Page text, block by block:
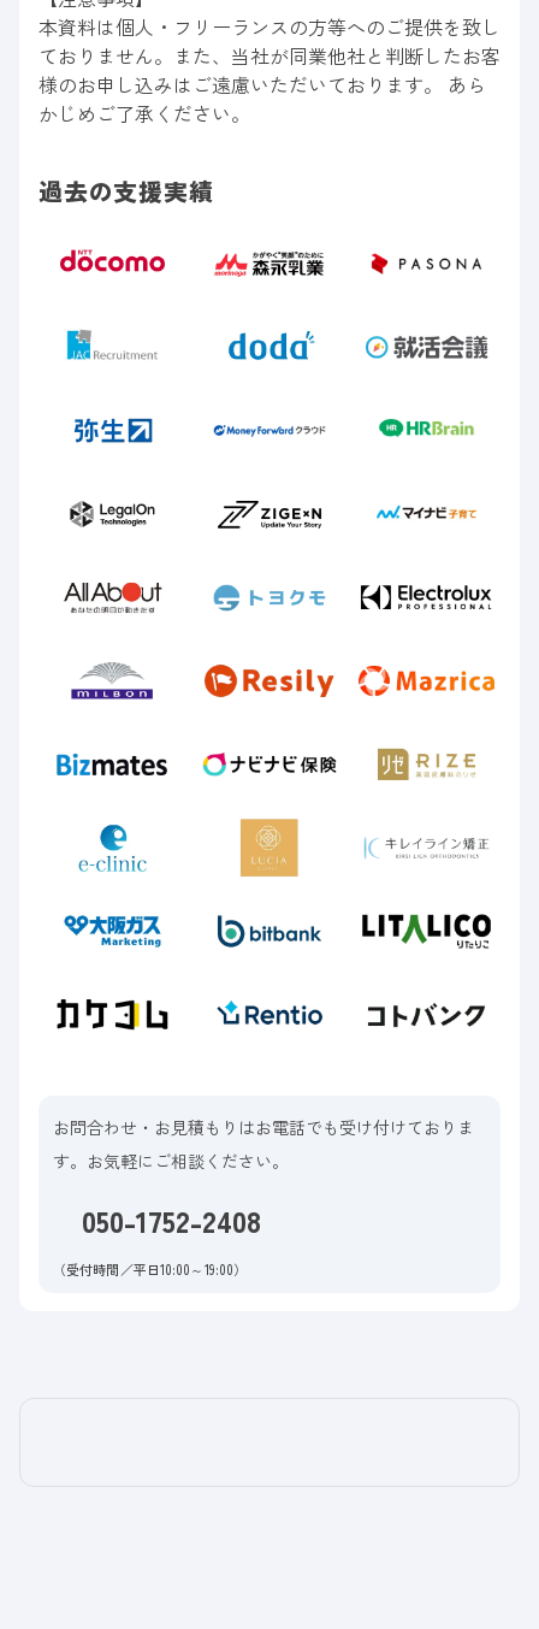
本資料は個人・フリーランスの方等へのご提供を致し
ておりません。また、当社が同業他社と判断したお客
様のお申し込みはご遠慮いただいております。 あら
かじめご了承ください。
過去の支援実績
お問合わせ・お見積もりはお電話でも受け付けておりま
す。お気軽にご相談ください。
050-1752-2408
（受付時間／平日10:00～19:00）